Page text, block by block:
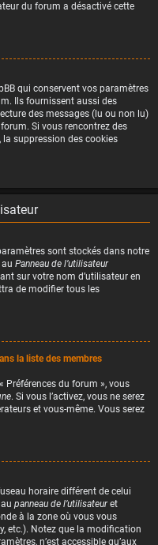
du forum a désactivé cette
qui conservent vos paramètres
Ils fournissent aussi des
des messages (lu ou non lu)
Si vous rencontrez des
suppression des cookies
sont stockés dans notre
Panneau de l’utilisateur
sur votre nom d’utilisateur en
de modifier tous les
la liste des membres
Préférences du forum », vous
. Si vous l’activez, vous ne serez
et vous-même. Vous serez
horaire différent de celui
panneau de l’utilisateuret
à la zone où vous vous
etc.). Notez que la modification
n’est accessible qu’aux